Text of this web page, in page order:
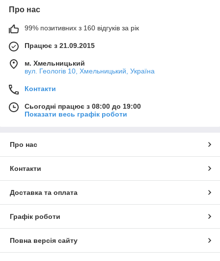
Про нас
99% позитивних з 160 відгуків за рік
Працює з 21.09.2015
м. Хмельницький
вул. Геологів 10, Хмельницький, Україна
Контакти
Сьогодні працює з 08:00 до 19:00
Показати весь графік роботи
Про нас
Контакти
Доставка та оплата
Графік роботи
Повна версія сайту